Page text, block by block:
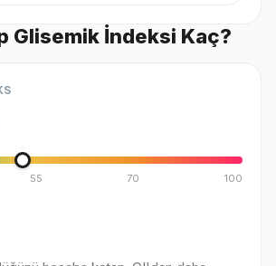
Glisemik İndeksi Kaç?
55 70 100